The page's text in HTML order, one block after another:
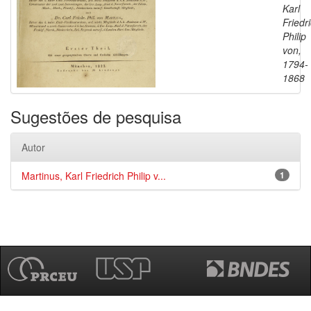
Karl
Philip
von,
1794-
1868
Sugestões de pesquisa
Autor
1
Martinus, Karl Friedrich Philip v...